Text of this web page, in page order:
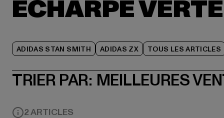
ÉCHARPE VERTE
ADIDAS STAN SMITH ADIDAS ZX TOUS LES ARTICLES
TRIER PAR: MEILLEURES
2 ARTICLES